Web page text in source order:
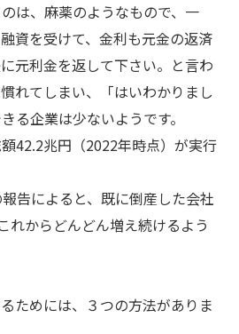
は、麻薬のようなもので、一
資を受けて、金利も元金の返済
元利金を返して下さい。と言わ
れてしまい、「はいわかりまし
る企業は少ないようです。
42.2兆円（2022年時点）が実行
告によると、既に倒産した会社
れからどんどん増え続けるよう
ためには、３つの方法がありま